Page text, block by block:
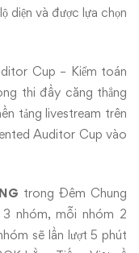
diện và được lựa chọn
Cup – Kiểm toán
thi đầy căng thẳng
tảng livestream trên
Auditor Cup vào
trong Đêm Chung
nhóm, mỗi nhóm 2
sẽ lần lượt 5 phút